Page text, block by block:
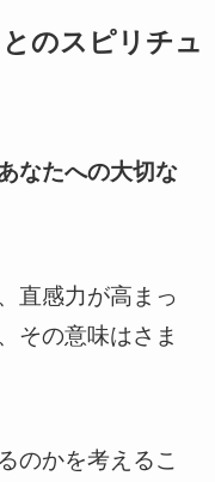
のスピリチュ
なたへの大切な
直感力が高まっ
その意味はさま
のかを考えるこ